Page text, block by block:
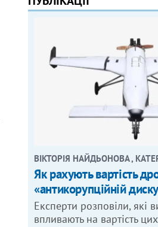
ВІКТОРІЯ НАЙДЬОНОВА ,
Як рахують вартість
«антикорупційній
Експерти розповіли, які
впливають на вартість